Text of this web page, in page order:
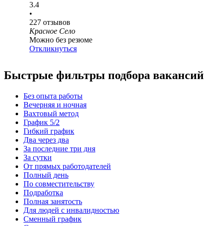
3.4
•
227 отзывов
Красное Село
Можно без резюме
Откликнуться
Быстрые фильтры подбора вакансий
Без опыта работы
Вечерняя и ночная
Вахтовый метод
График 5/2
Гибкий график
Два через два
За последние три дня
За сутки
От прямых работодателей
Полный день
По совместительству
Подработка
Полная занятость
Для людей с инвалидностью
Сменный график